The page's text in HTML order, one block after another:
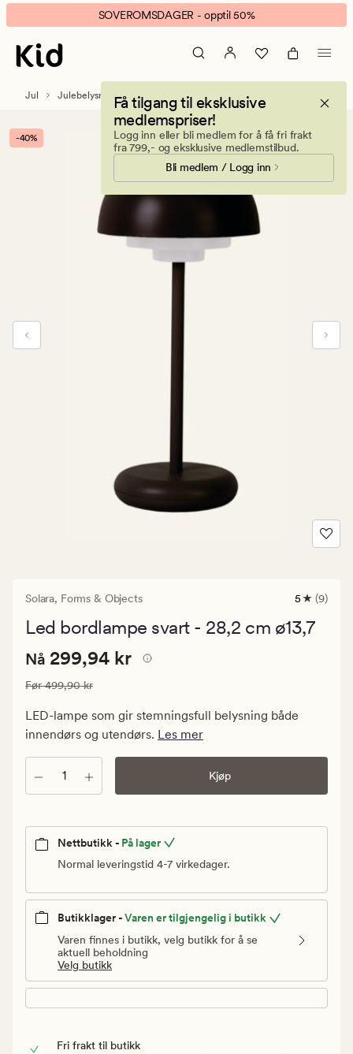
Solara
led
bordlampe
svart
banner.
Klikk
ESCAPE
pause.
SOVEROMSDAGER - opptil 50%
Få tilgang til eksklusive
medlemspriser!
Logg inn eller bli medlem for å få fri frakt
fra 799,- og eksklusive medlemstilbud.
Bli medlem / Logg inn
Jul Julebelysning
-40%
Solara, Forms & Objects
9
med
en
5 (9)
Led bordlampe svart - 28,2 cm ø13,7
Nåværende
299,94
kr.
Vanlig
Nåværende pris
Nå 299,94 kr
Vanlig pris 499,90 kr
Før499,90 kr
LED-lampe som gir stemningsfull belysning både
innendørs og utendørs. Les mer
Antall Kjøp
Nettbutikk - På lager
Normal leveringstid 4-7 virkedager.
Butikklager -Varen er tilgjengelig i butikk
Varen finnes i butikk, velg butikk for å se
aktuell beholdning
Velg butikk
Fri frakt til butikk